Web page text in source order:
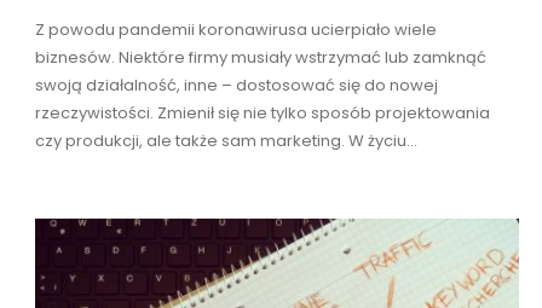
Z powodu pandemii koronawirusa ucierpiało wiele
biznesów. Niektóre firmy musiały wstrzymać lub zamknąć
swoją działalność, inne – dostosować się do nowej
rzeczywistości. Zmienił się nie tylko sposób projektowania
czy produkcji, ale także sam marketing. W życiu...